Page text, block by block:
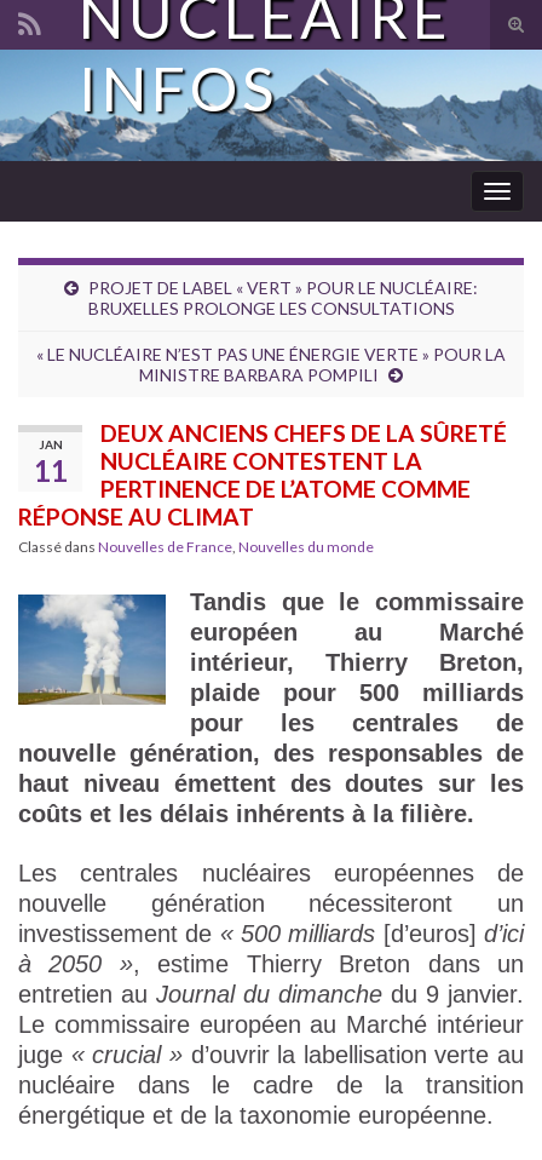
Search for:
NUCLÉAIRE
INFOS
PROJET DE LABEL « VERT » POUR LE NUCLÉAIRE:
BRUXELLES PROLONGE LES CONSULTATIONS
« LE NUCLÉAIRE N’EST PAS UNE ÉNERGIE VERTE » POUR LA
MINISTRE BARBARA POMPILI
JAN
11
DEUX ANCIENS CHEFS DE LA SÛRETÉ
NUCLÉAIRE CONTESTENT LA
PERTINENCE DE L’ATOME COMME
RÉPONSE AU CLIMAT
Classé dans Nouvelles de France, Nouvelles du monde
Tandis que le commissaire
européen au Marché
intérieur, Thierry Breton,
plaide pour 500 milliards
pour les centrales de
nouvelle génération, des responsables de
haut niveau émettent des doutes sur les
coûts et les délais inhérents à la filière.
Les centrales nucléaires européennes de
nouvelle génération nécessiteront un
investissement de « 500 milliards [d’euros]d’ici
à 2050 », estime Thierry Breton dans un
entretien au Journal du dimanche du 9 janvier.
Le commissaire européen au Marché intérieur
juge « crucial »d’ouvrir la labellisation verte au
nucléaire dans le cadre de la transition
énergétique et de la taxonomie européenne.